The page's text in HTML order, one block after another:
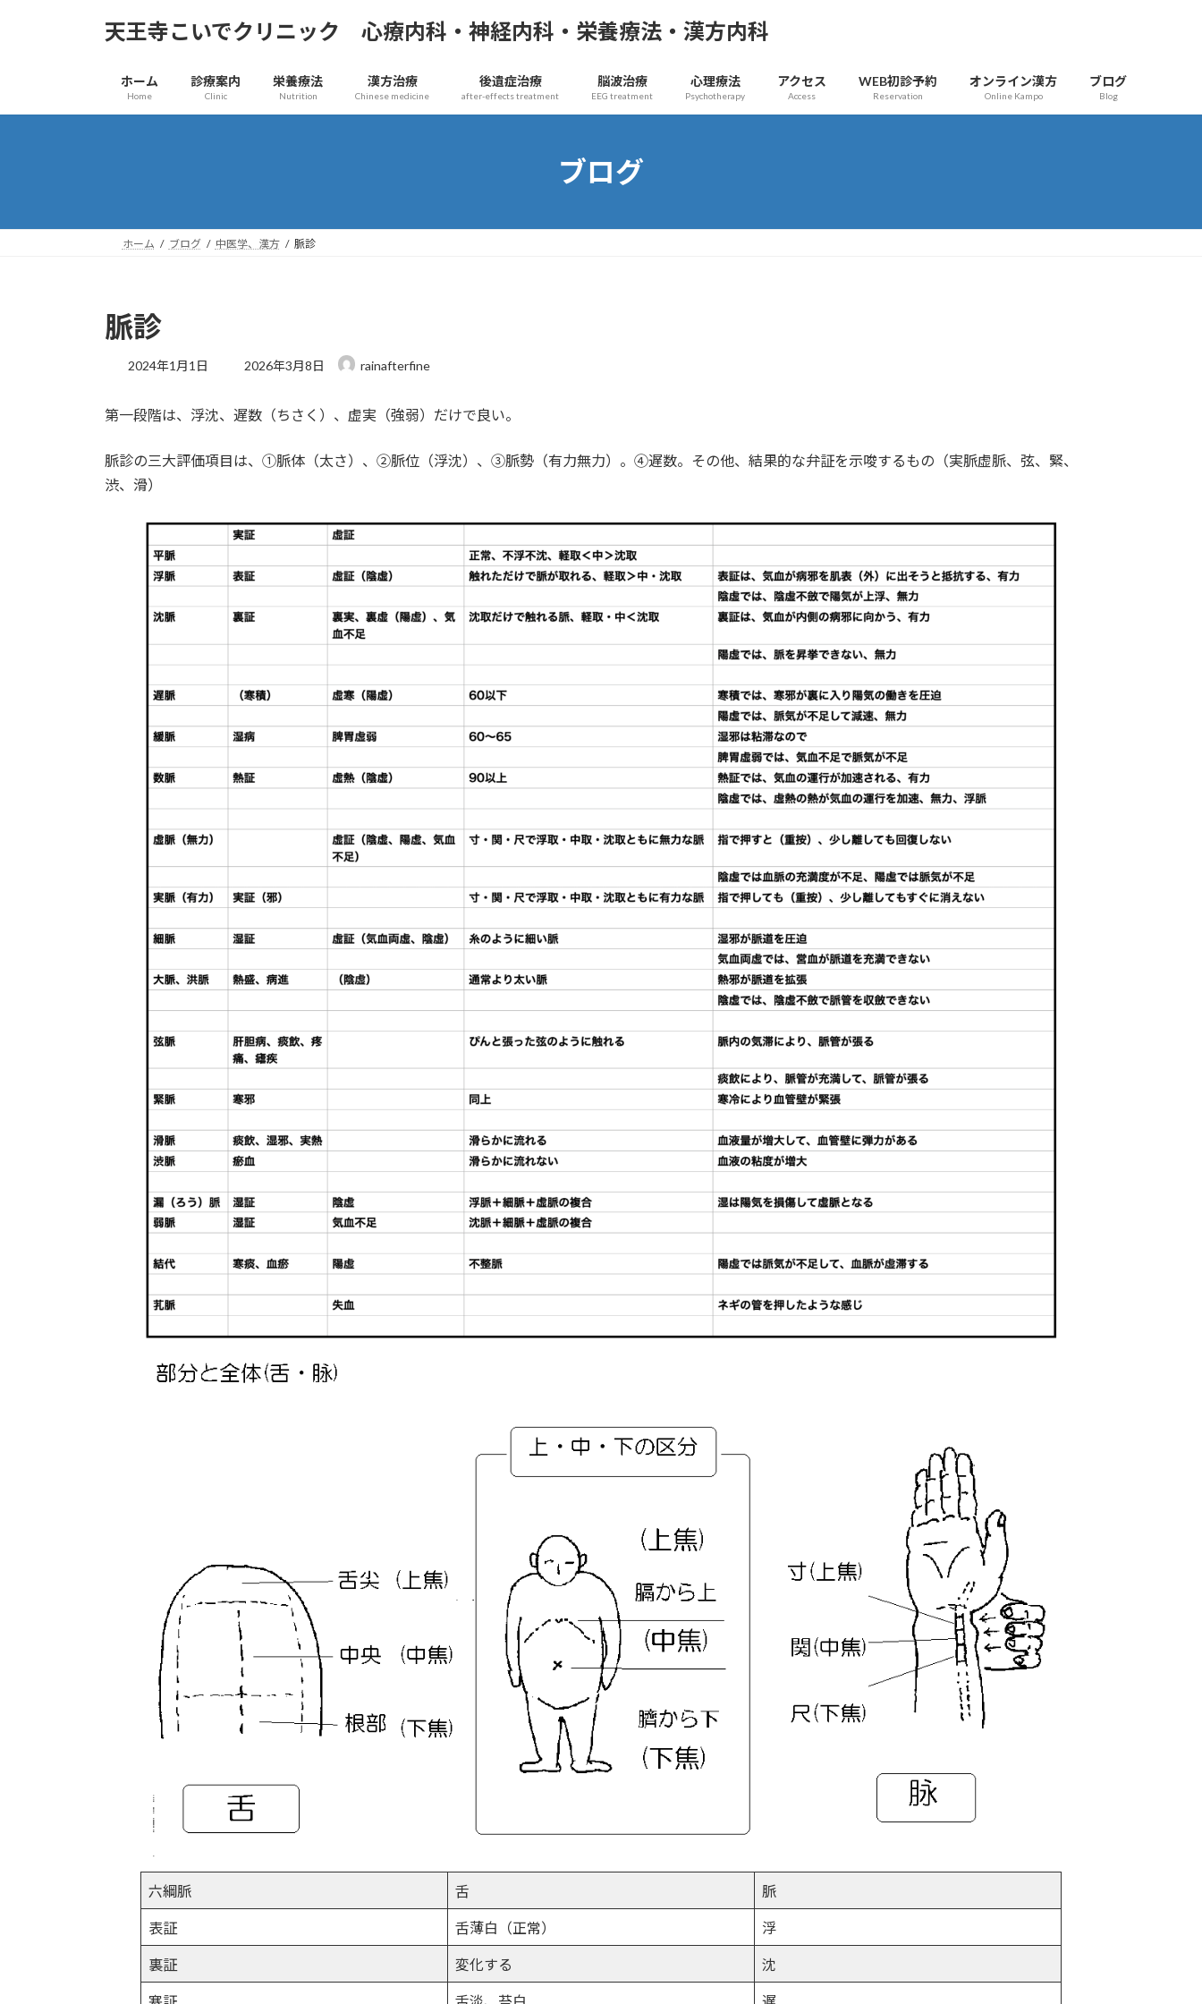
へ
ョ
天王寺こいでクリニック 心療内科・神経内科・栄養療法・漢方内科
ホーム
Home
診療案内
Clinic
栄養療法
Nutrition
漢方治療
Chinese medicine
後遺症治療
after-effects treatment
脳波治療
EEG treatment
心理療法
Psychotherapy
アクセス
Access
WEB初診予約
Reservation
オンライン漢方
Online Kampo
ブログ
Blog
ブログ
ホーム ブログ 中医学、漢方 脈診
脈診
2024年1月1日
最
新
:
2026年3月8日 rainafterfine
第一段階は、浮沈、遅数（ちさく）、虚実（強弱）だけで良い。
脈診の三大評価項目は、①脈体（太さ）、②脈位（浮沈）、③脈勢（有力無力）。④遅数。その他、結果的な弁証を示唆するもの（実脈虚脈、弦、緊、
渋、滑）
六綱脈 舌 脈
表証 舌薄白（正常） 浮
裏証 変化する 沈